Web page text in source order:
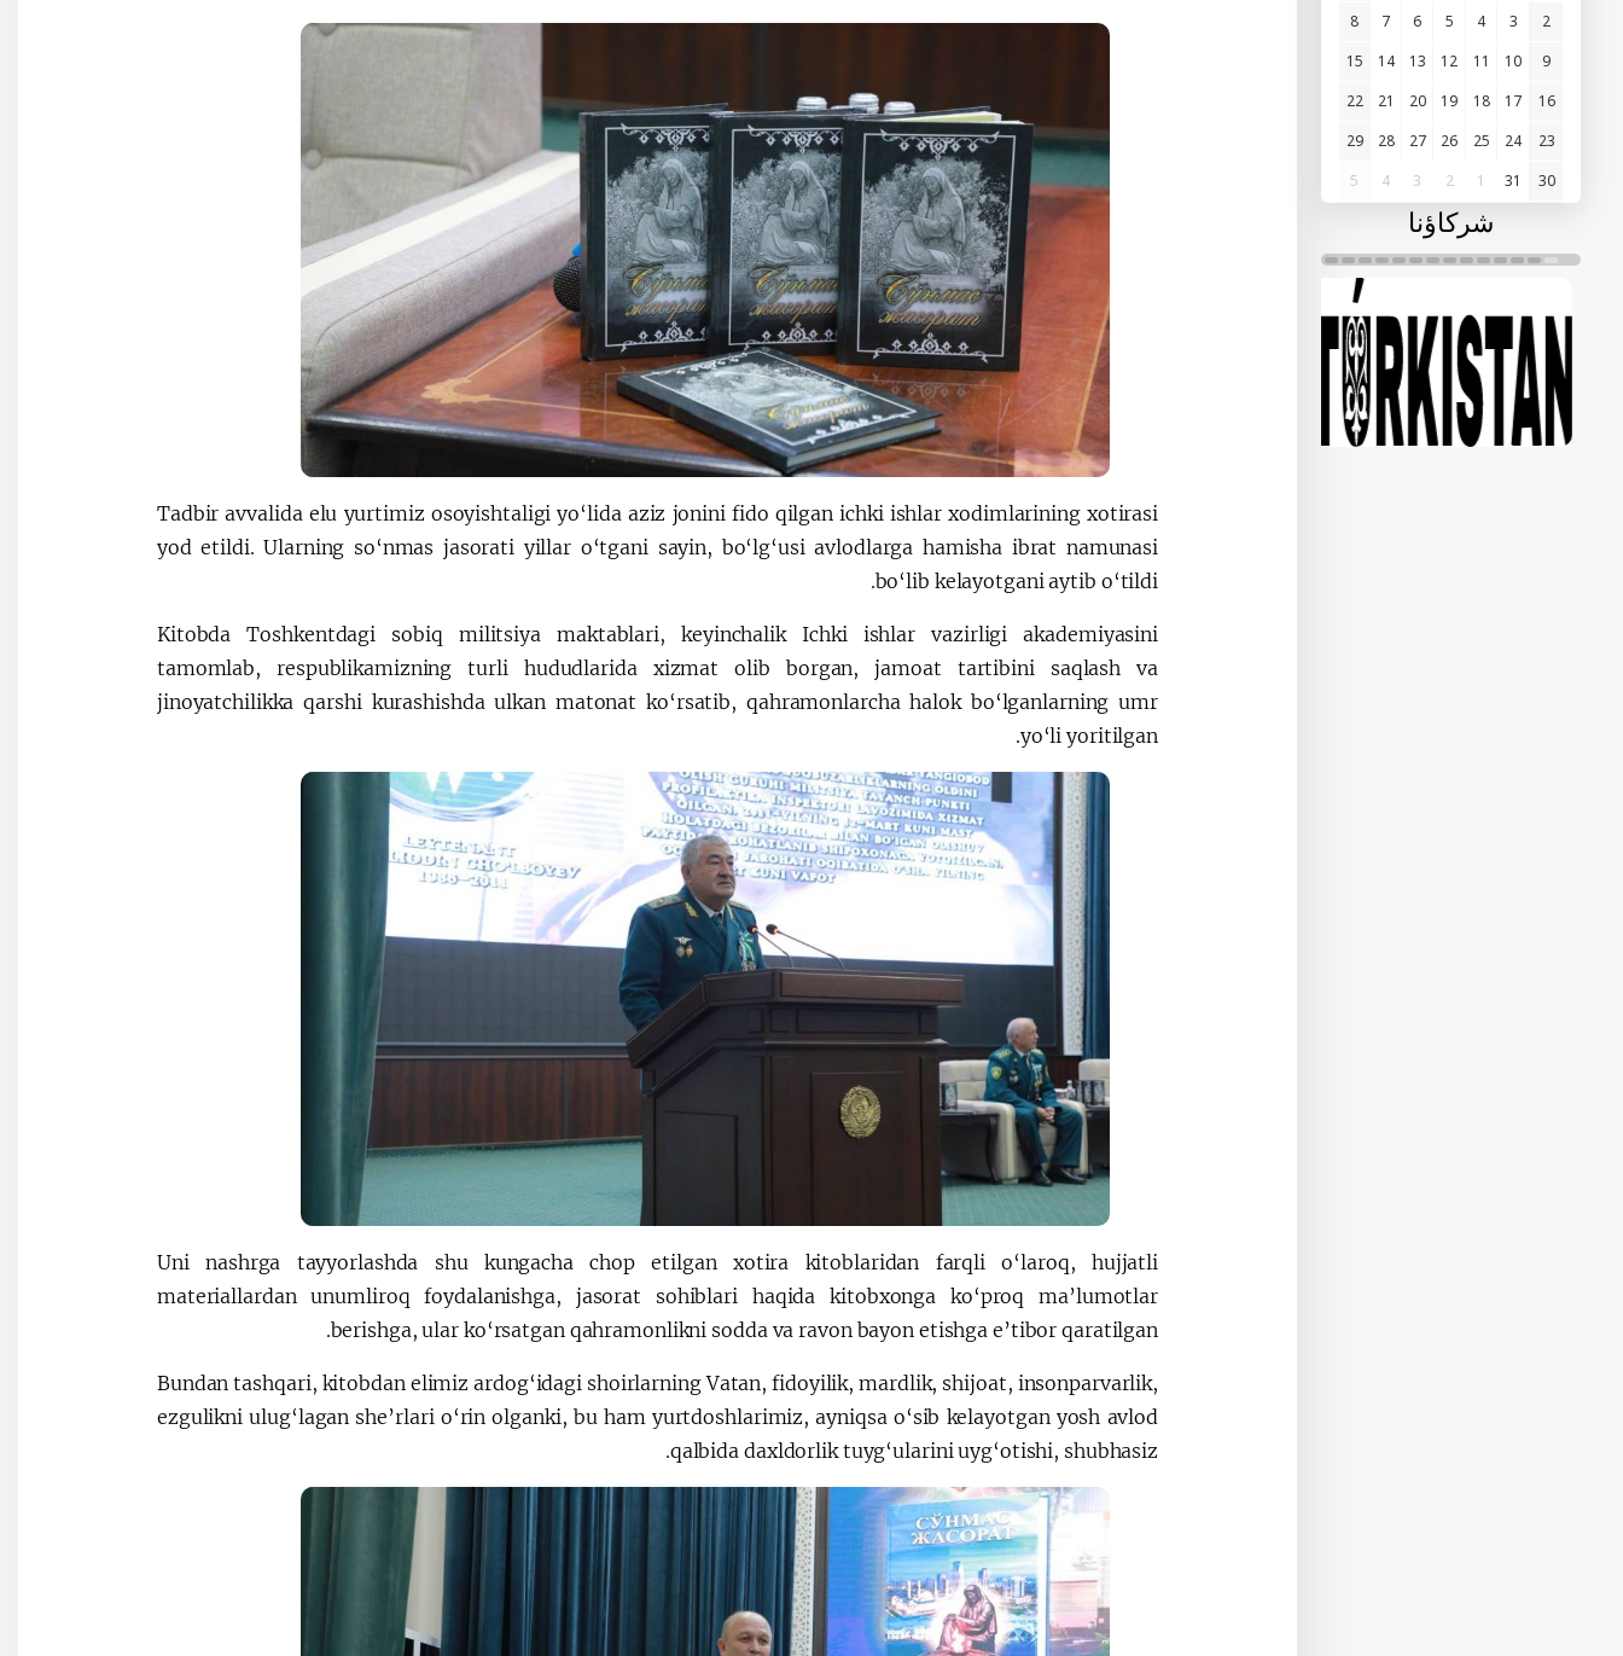
2
3
4
5
6
7
8
9
10
11
12
13
14
15
16
17
18
19
20
21
22
23
24
25
26
27
28
29
30
31
1
2
3
4
5
شركاؤنا
Tadbir avvalida elu yurtimiz osoyishtaligi yo‘lida aziz jonini fido qilgan ichki ishlar xodimlarining xotirasi
yod etildi. Ularning so‘nmas jasorati yillar o‘tgani sayin, bo‘lg‘usi avlodlarga hamisha ibrat namunasi
bo‘lib kelayotgani aytib o‘tildi.
Kitobda Toshkentdagi sobiq militsiya maktablari, keyinchalik Ichki ishlar vazirligi akademiyasini
tamomlab, respublikamizning turli hududlarida xizmat olib borgan, jamoat tartibini saqlash va
jinoyatchilikka qarshi kurashishda ulkan matonat ko‘rsatib, qahramonlarcha halok bo‘lganlarning umr
yo‘li yoritilgan.
Uni nashrga tayyorlashda shu kungacha chop etilgan xotira kitoblaridan farqli o‘laroq, hujjatli
materiallardan unumliroq foydalanishga, jasorat sohiblari haqida kitobxonga ko‘proq ma’lumotlar
berishga, ular ko‘rsatgan qahramonlikni sodda va ravon bayon etishga e’tibor qaratilgan.
Bundan tashqari, kitobdan elimiz ardog‘idagi shoirlarning Vatan, fidoyilik, mardlik, shijoat, insonparvarlik,
ezgulikni ulug‘lagan she’rlari o‘rin olganki, bu ham yurtdoshlarimiz, ayniqsa o‘sib kelayotgan yosh avlod
qalbida daxldorlik tuyg‘ularini uyg‘otishi, shubhasiz.